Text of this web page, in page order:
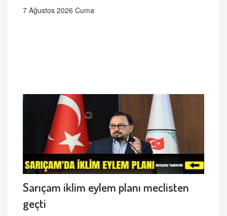
7 Ağustos 2026 Cuma
Sarıçam iklim eylem planı meclisten
geçti